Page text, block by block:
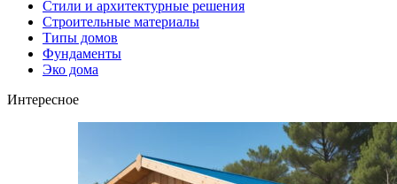
Стили и архитектурные решения
Строительные материалы
Типы домов
Фундаменты
Эко дома
Интересное